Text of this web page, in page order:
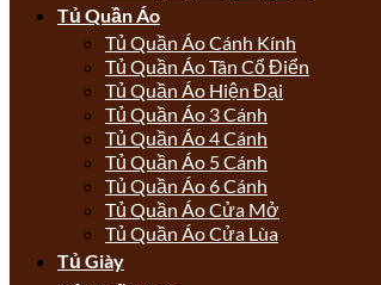
Tủ Quần Áo
Tủ Quần Áo Cánh Kính
Tủ Quần Áo Tân Cổ Điển
Tủ Quần Áo Hiện Đại
Tủ Quần Áo 3 Cánh
Tủ Quần Áo 4 Cánh
Tủ Quần Áo 5 Cánh
Tủ Quần Áo 6 Cánh
Tủ Quần Áo Cửa Mở
Tủ Quần Áo Cửa Lùa
Tủ Giày